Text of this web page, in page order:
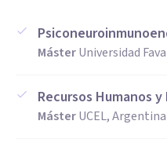
MásterUniversidad
Recursos Humanos
MásterUCEL, Argentina